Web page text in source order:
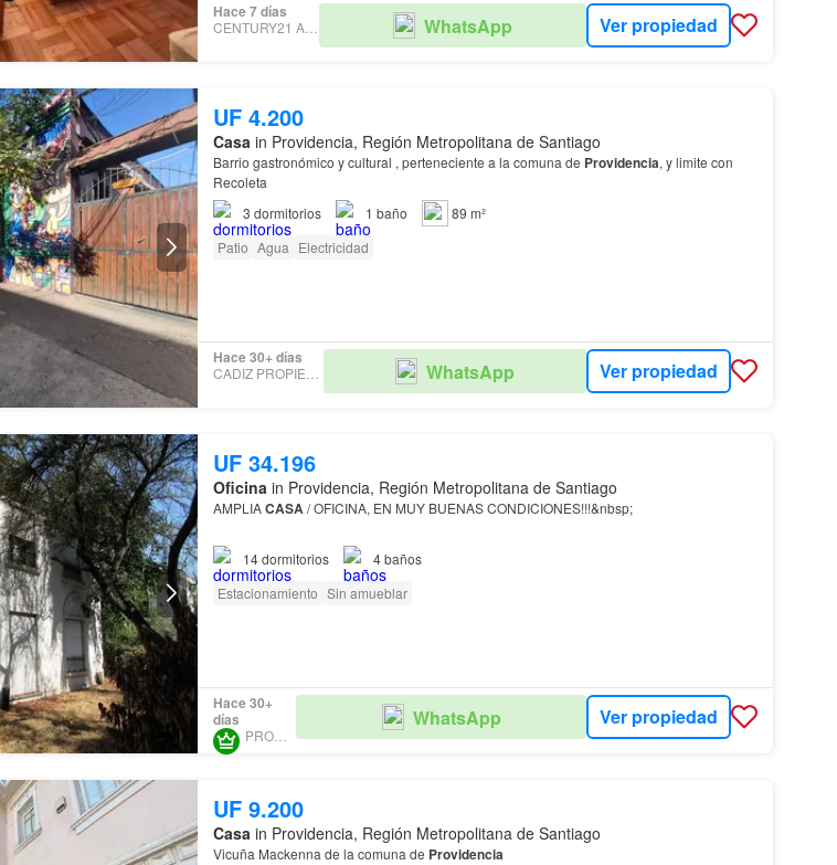
Hace 7 días
CENTURY21 APRICA WhatsApp Ver propiedad
UF 4.200
Casa in Providencia, Región Metropolitana de Santiago
Barrio gastronómico y cultural , perteneciente a la comuna de Providencia, y limite con
Recoleta
3 dormitorios 1 baño
89 m²
Patio Agua Electricidad
Hace 30+ días
CADIZ PROPIEDADES WhatsApp Ver propiedad
UF 34.196
Oficina in Providencia, Región Metropolitana de Santiago
AMPLIACASA/ OFICINA, EN MUY BUENAS CONDICIONES!!!&nbsp;
Barrio residencial y tranquilo de
14dormitorios 4baños
Estacionamiento Sin amueblar
Hace 30+
días
PROURBE
WhatsApp Ver propiedad
UF 9.200
Casa in Providencia, Región Metropolitana de Santiago
Vicuña Mackenna de la comuna de Providencia